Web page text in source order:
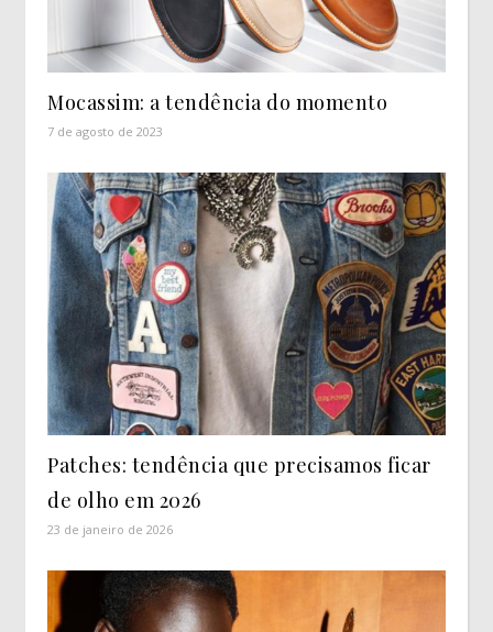
Mocassim: a tendência do momento
7 de agosto de 2023
Patches: tendência que precisamos ficar
de olho em 2026
23 de janeiro de 2026